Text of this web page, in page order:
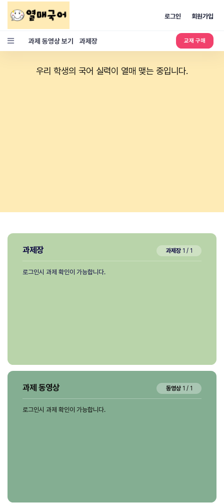
로그인 회원가입
과제 동영상 보기 과제장 교재 구매
우리 학생의 국어 실력이 열매 맺는 중입니다.
로그인시 과제 확인이 가능합니다.
과제장
로그인시 과제 확인이 가능합니다.
로그인시 과제 확인이 가능합니다.
과제장 1 / 1
로그인시 과제 확인이 가능합니다.
과제 동영상
로그인시 과제 확인이 가능합니다.
로그인시 과제 확인이 가능합니다.
동영상 1 / 1